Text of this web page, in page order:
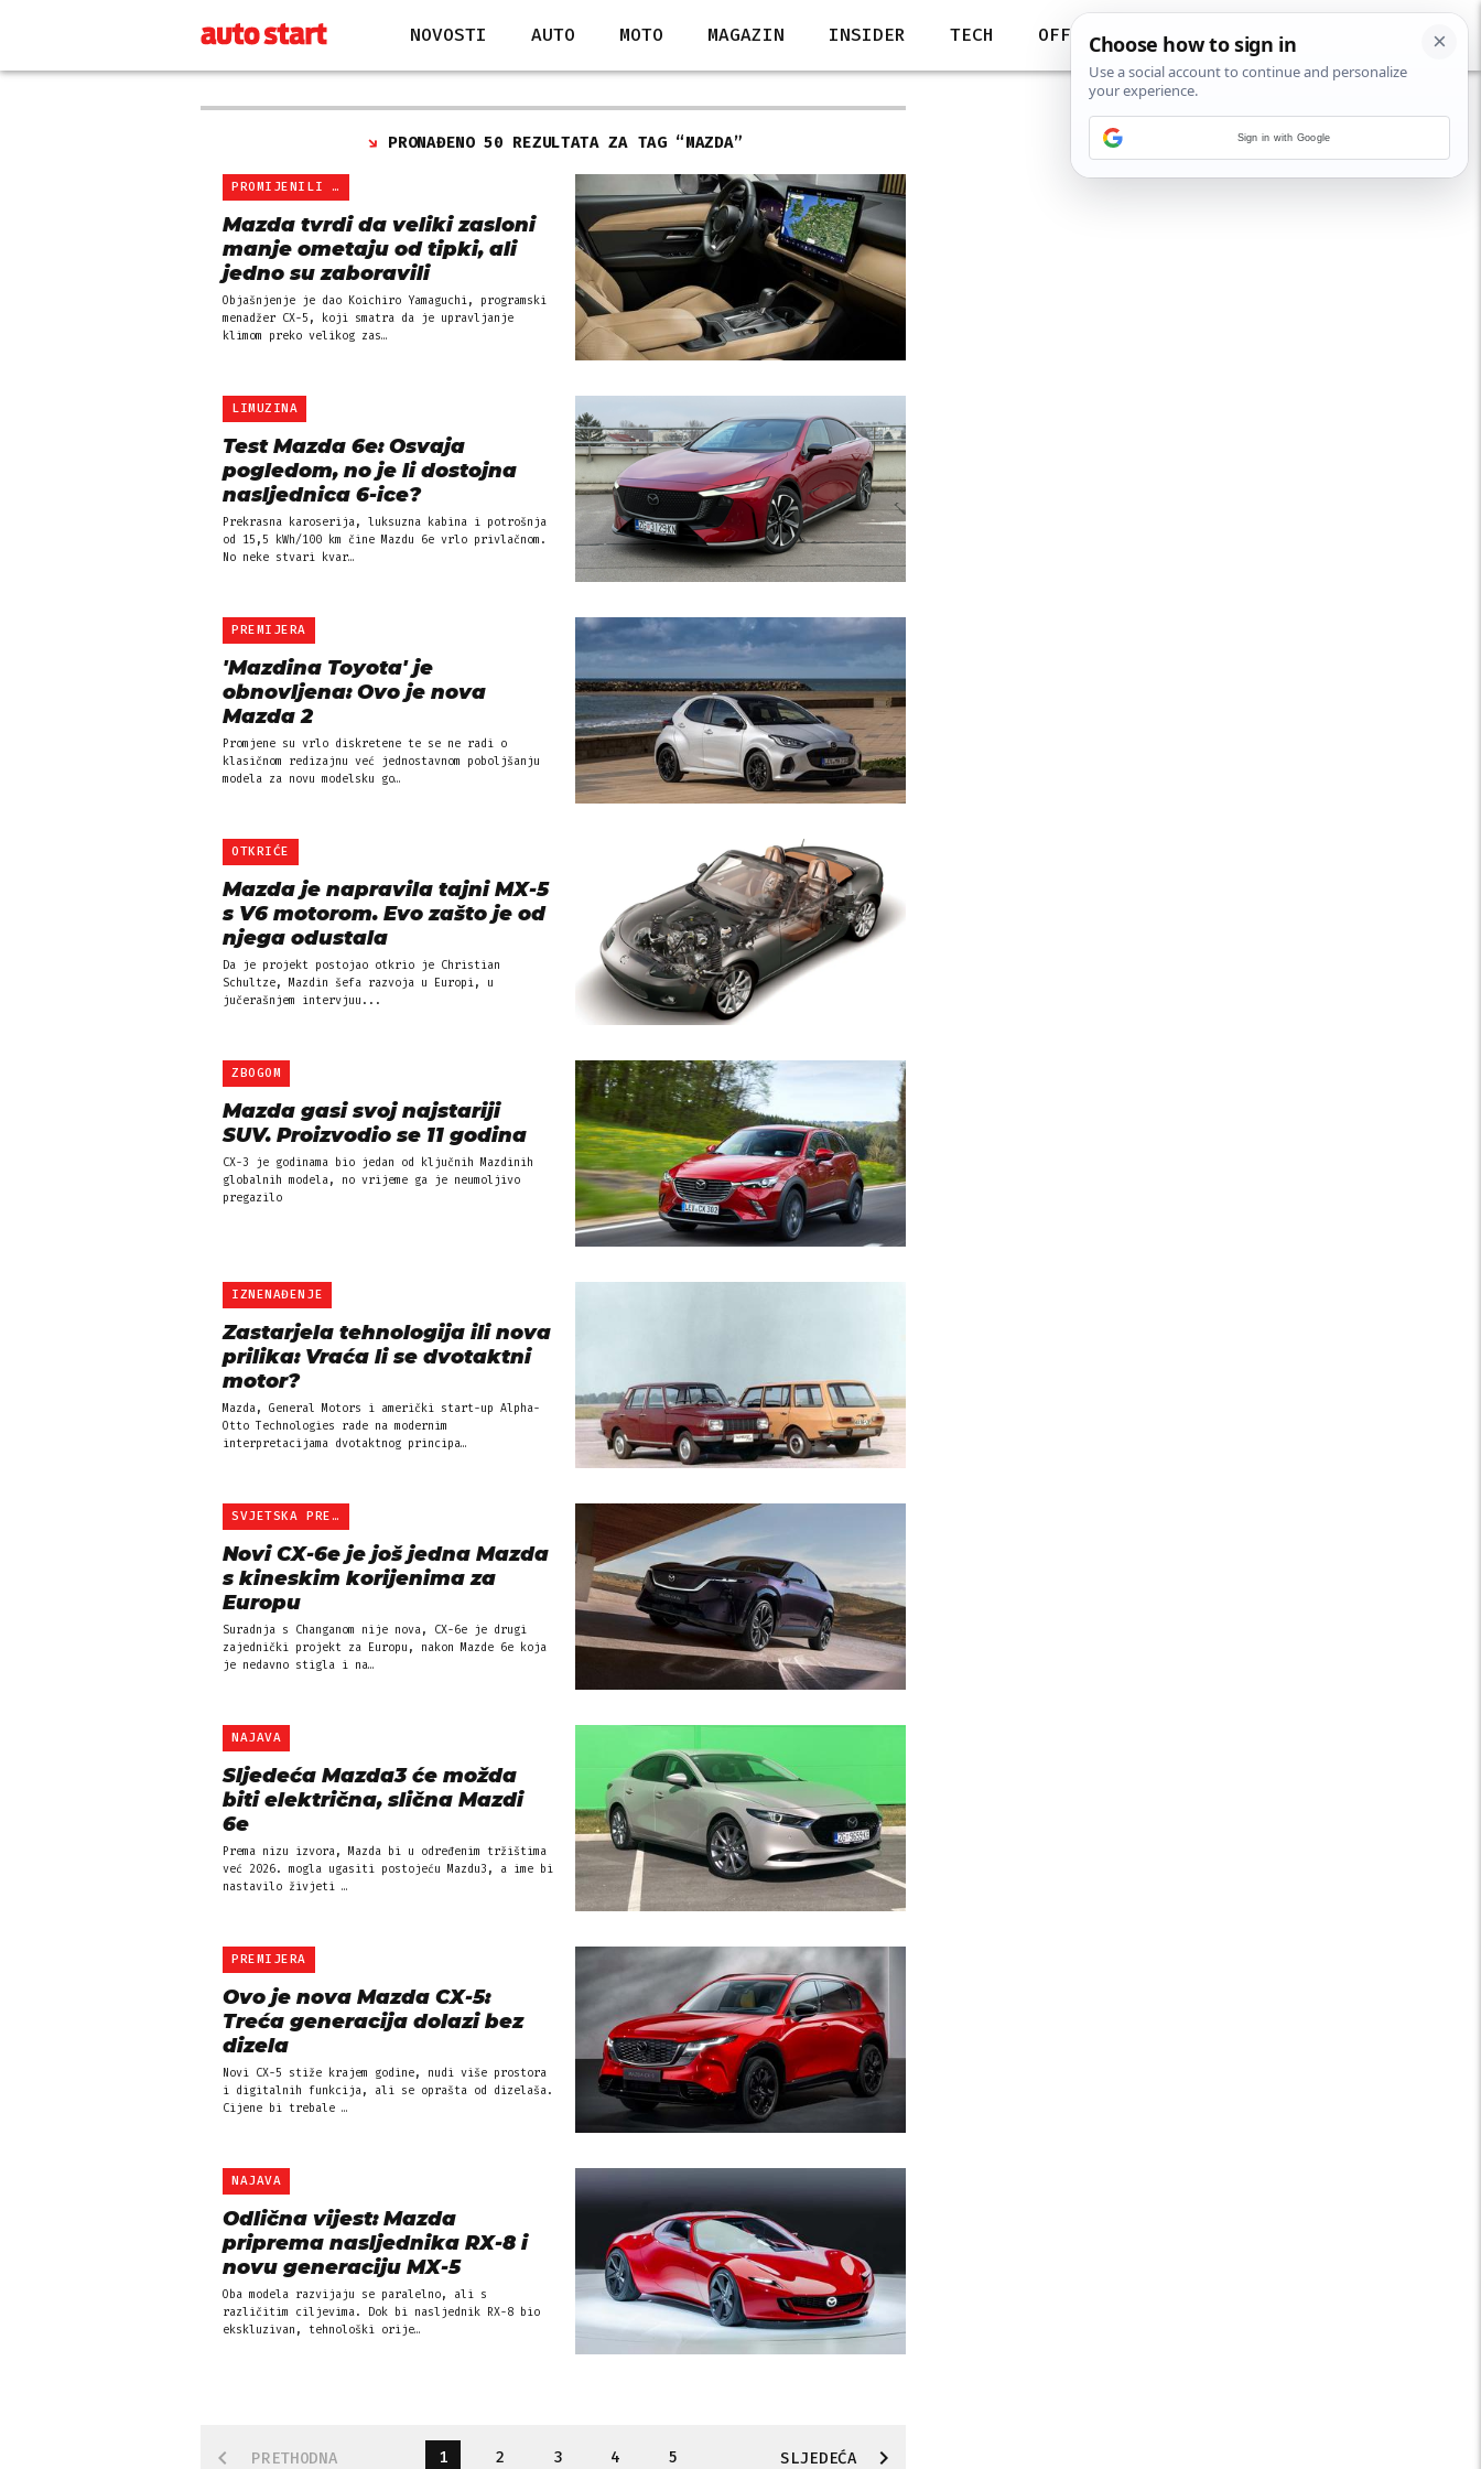
NOVOSTI AUTO MOTO MAGAZIN INSIDER TECH OFF
PRONAĐENO 50 REZULTATA ZA TAG “MAZDA”
PROMIJENILI PRIČU
Mazda tvrdi da veliki zasloni
manje ometaju od tipki, ali
jedno su zaboravili
Objašnjenje je dao Koichiro Yamaguchi, programski
menadžer CX-5, koji smatra da je upravljanje
klimom preko velikog zas…
LIMUZINA
Test Mazda 6e: Osvaja
pogledom, no je li dostojna
nasljednica 6-ice?
Prekrasna karoserija, luksuzna kabina i potrošnja
od 15,5 kWh/100 km čine Mazdu 6e vrlo privlačnom.
No neke stvari kvar…
PREMIJERA
'Mazdina Toyota' je
obnovljena: Ovo je nova
Mazda 2
Promjene su vrlo diskretene te se ne radi o
klasičnom redizajnu već jednostavnom poboljšanju
modela za novu modelsku go…
OTKRIĆE
Mazda je napravila tajni MX-5
s V6 motorom. Evo zašto je od
njega odustala
Da je projekt postojao otkrio je Christian
Schultze, Mazdin šefa razvoja u Europi, u
jučerašnjem intervjuu...
ZBOGOM
Mazda gasi svoj najstariji
SUV. Proizvodio se 11 godina
CX-3 je godinama bio jedan od ključnih Mazdinih
globalnih modela, no vrijeme ga je neumoljivo
pregazilo
IZNENAĐENJE
Zastarjela tehnologija ili nova
prilika: Vraća li se dvotaktni
motor?
Mazda, General Motors i američki start-up Alpha-
Otto Technologies rade na modernim
interpretacijama dvotaktnog principa…
SVJETSKA PREMIJERA
Novi CX-6e je još jedna Mazda
s kineskim korijenima za
Europu
Suradnja s Changanom nije nova, CX-6e je drugi
zajednički projekt za Europu, nakon Mazde 6e koja
je nedavno stigla i na…
NAJAVA
Sljedeća Mazda3 će možda
biti električna, slična Mazdi
6e
Prema nizu izvora, Mazda bi u određenim tržištima
već 2026. mogla ugasiti postojeću Mazdu3, a ime bi
nastavilo živjeti …
PREMIJERA
Ovo je nova Mazda CX-5:
Treća generacija dolazi bez
dizela
Novi CX-5 stiže krajem godine, nudi više prostora
i digitalnih funkcija, ali se oprašta od dizelaša.
Cijene bi trebale …
NAJAVA
Odlična vijest: Mazda
priprema nasljednika RX-8 i
novu generaciju MX-5
Oba modela razvijaju se paralelno, ali s
različitim ciljevima. Dok bi nasljednik RX-8 bio
ekskluzivan, tehnološki orije…
PRETHODNA 1 2 3 4 5 SLJEDEĆA
Sign in with Google